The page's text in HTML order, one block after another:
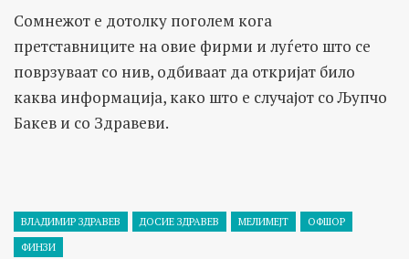
Сомнежот е дотолку поголем кога
претставниците на овие фирми и луѓето што се
поврзуваат со нив, одбиваат да откријат било
каква информација, како што е случајот со Љупчо
Бакев и со Здравеви.
ВЛАДИМИР ЗДРАВЕВ ДОСИЕ ЗДРАВЕВ МЕЛИМЕЈТ
ОФШОР
ФИНЗИ